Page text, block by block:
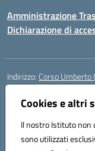
Cookies e altri
Il nostro Istituto non
sono utilizzati
Amministrazione
Dichiarazione di
Indirizzo: Corso Umberto
Centralino:
Posta elettronica
Codice fiscale:
Codice meccanografico:
Codice Indice delle